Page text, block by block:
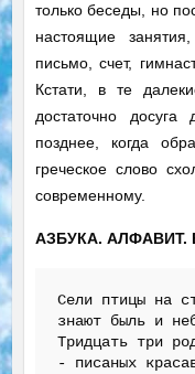
только беседы, но
настоящие
письмо, счет,
Кстати, в те
достаточно
позднее, когда
греческое слово
современному.
АЗБУКА. АЛФАВИТ.
Сели птицы на
знают быль и
Тридцать три
- писаных